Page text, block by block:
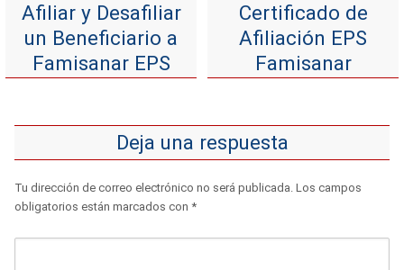
Afiliar y Desafiliar
un Beneficiario a
Famisanar EPS
Certificado de
Afiliación EPS
Famisanar
Deja una respuesta
Tu dirección de correo electrónico no será publicada. Los campos
obligatorios están marcados con *